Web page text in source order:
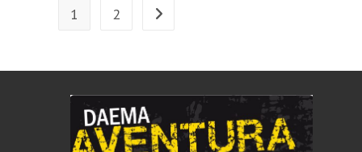
1 2 Ir a la página siguiente